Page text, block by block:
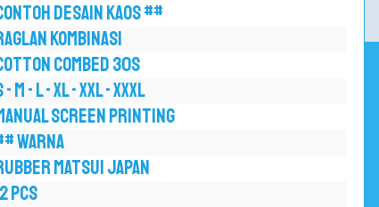
DESAIN KAOS ##
KOMBINASI
COMBED 30S
- M - L - XL - XXL - XXXL
SCREEN PRINTING
WARNA
MATSUI JAPAN
PCS